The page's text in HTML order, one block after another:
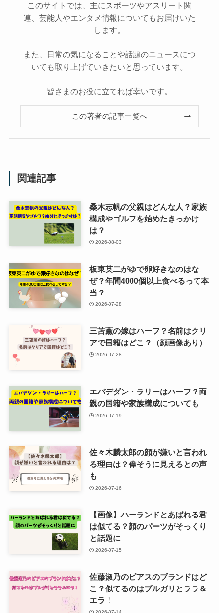
このサイトでは、主にスポーツやアスリート関
連、芸能人やエンタメ情報についてもお届けいた
します。
また、日常の気になることや話題のニュースにつ
いても取り上げていきたいと思っています。
皆さまのお役に立てれば幸いです。
この著者の記事一覧へ
関連記事
桑木志帆の父親はどんな人？家族
構成やゴルフを始めたきっかけ
は？
2026-08-03
板東英二がゆで卵好きなのはな
ぜ？年間4000個以上食べるって本
当？
2026-07-28
三苫薫の嫁はハーフ？名前はクリ
アで国籍はどこ？（顔画像あり）
2026-07-28
エバデダン・ラリーはハーフ？両
親の国籍や家族構成についても
2026-07-19
佐々木麟太郎の顔が嫌いと言われ
る理由は？偉そうに見えるとの声
も
2026-07-16
【画像】ハーランドとあばれる君
は似てる？顔のパーツがそっくり
と話題に
2026-07-15
佐藤淑乃のピアスのブランドはど
こ？似てるのはブルガリとララ＆
エラ！
2026-07-14